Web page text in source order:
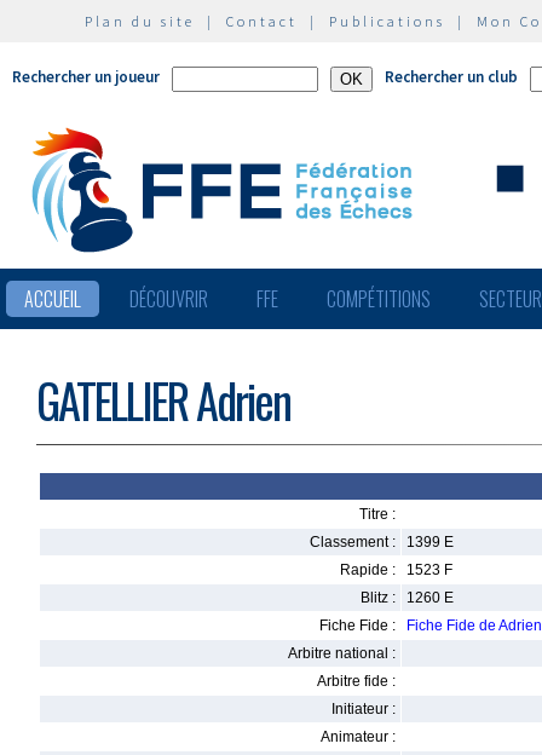
Plan du site | Contact | Publications | Mon
Rechercher un joueur Rechercher un club
ACCUEIL DÉCOUVRIR FFE COMPÉTITIONS
GATELLIER Adrien
Titre :
Classement :
1399 E
Rapide :
1523 F
Blitz :
1260 E
Fiche Fide :
Fiche Fide de
Arbitre national :
Arbitre fide :
Initiateur :
Animateur :